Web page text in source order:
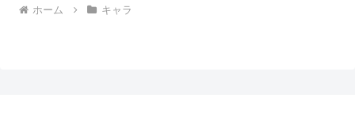
ホーム キャラ